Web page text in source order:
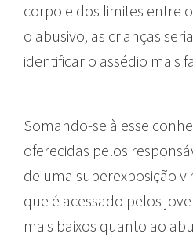
corpo e dos limites entre
o abusivo, as crianças
identificar o assédio mais
Somando-se à esse
oferecidas pelos
de uma superexposição
que é acessado pelos
mais baixos quanto ao